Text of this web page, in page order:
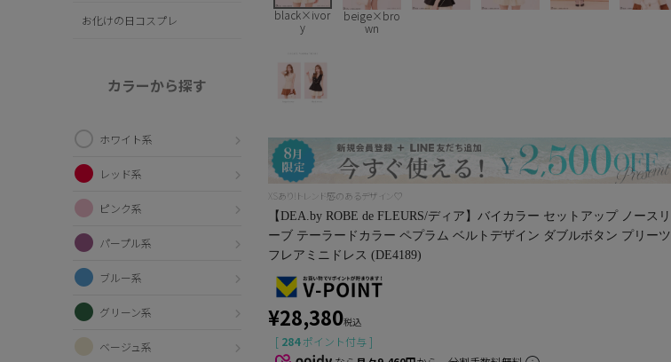
お化けの日コスプレ
カラーから探す
ホワイト系
レッド系
ピンク系
パープル系
ブルー系
グリーン系
ベージュ系
black×ivor
y
beige×bro
wn
XSあり!トレンド感のあるデザイン♡
【DEA.by ROBE de FLEURS/ディア】バイカラー セットアップ ノースリ
ーブ テーラードカラー ペプラム ベルトデザイン ダブルボタン プリーツ
フレアミニドレス (DE4189)
¥28,380税込
[ 284 ポイント付与 ]